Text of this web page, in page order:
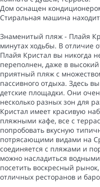
Дом оснащен
Стиральная машина
Знаменитый пляж - Плайя
минутах ходьбы. В отличие
Плайя Кристал вы никогда
переполнен, даже в
приятный пляж с
пассивного отдыха. Здесь
детские площадки. Они
несколько разных зон для
Кристал имеет красивую
пляжными кафе, все с
попробовать вкусную
потрясающими видами на
соединяется с пляжами и
можно насладиться
посетить воскресный
отличных ресторанов и